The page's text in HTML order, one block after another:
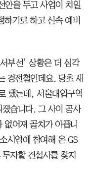
안을 두고 사업이 치일
기로 하고 신속 예비
부선’ 상황은 더 심각
경전철인데요. 당초 새
했는데, 서울대입구역
습니다. 그 사이 공사
없어져 골치가 아픕니
시엄에 참여해 온 GS
자할 건설사를 찾지